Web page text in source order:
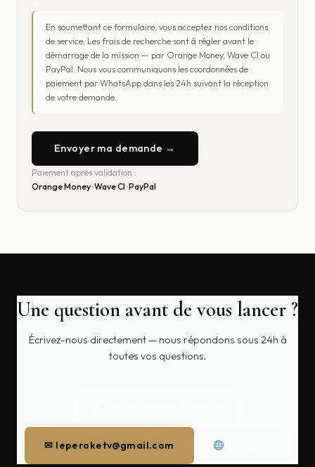
En soumettant ce formulaire, vous acceptez nos conditions
de service. Les frais de recherche sont à régler avant le
démarrage de la mission — par Orange Money, Wave CI ou
PayPal. Nous vous communiquons les coordonnées de
paiement par WhatsApp dans les 24h suivant la réception
de votre demande.
Envoyer ma demande →
Paiement après validation :
Orange Money · Wave CI · PayPal
Une question avant de vous lancer ?
Écrivez-nous directement — nous répondons sous 24h à
toutes vos questions.
✉ leperoketv@gmail.com